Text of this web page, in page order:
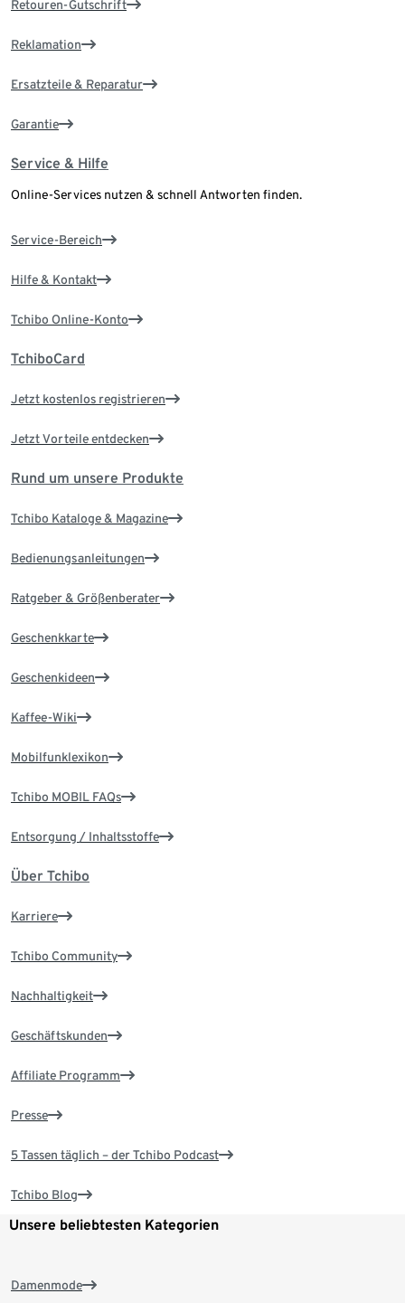
Retouren-Gutschrift
Reklamation
Ersatzteile & Reparatur
Garantie
Service & Hilfe
Online-Services nutzen & schnell Antworten finden.
Service-Bereich
Hilfe & Kontakt
Tchibo Online-Konto
TchiboCard
Jetzt kostenlos registrieren
Jetzt Vorteile entdecken
Rund um unsere Produkte
Tchibo Kataloge & Magazine
Bedienungsanleitungen
Ratgeber & Größenberater
Geschenkkarte
Geschenkideen
Kaffee-Wiki
Mobilfunklexikon
Tchibo MOBIL FAQs
Entsorgung / Inhaltsstoffe
Über Tchibo
Karriere
Tchibo Community
Nachhaltigkeit
Geschäftskunden
Affiliate Programm
Presse
5 Tassen täglich – der Tchibo Podcast
Tchibo Blog
Unsere beliebtesten Kategorien
Damenmode